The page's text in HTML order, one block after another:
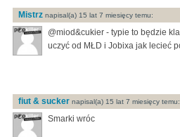
Mistrz napisal(a) 15 lat 7 miesięcy temu:
@miod&cukier - typie to będzie
uczyć od MŁD i Jobixa jak lecieć
fiut & sucker napisal(a) 15 lat 7 miesięcy temu:
Smarki wróc